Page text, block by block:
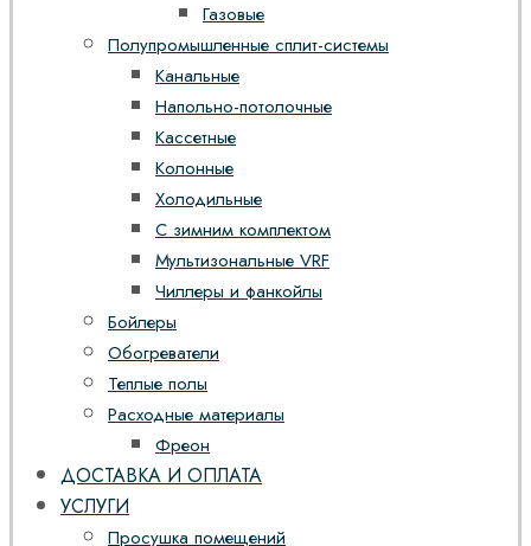
Газовые
Полупромышленные сплит-системы
Канальные
Напольно-потолочные
Кассетные
Колонные
Холодильные
С зимним комплектом
Мультизональные VRF
Чиллеры и фанкойлы
Бойлеры
Обогреватели
Теплые полы
Расходные материалы
Фреон
ДОСТАВКА И ОПЛАТА
УСЛУГИ
Просушка помещений